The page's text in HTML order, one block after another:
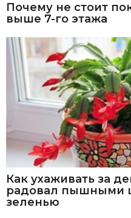
Почему не стоит
выше 7-го этажа
Как ухаживать за
радовал пышными
зеленью